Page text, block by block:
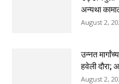
अन्यथा
August 2,
उन्नत
हवेली दौरा;
August 2,